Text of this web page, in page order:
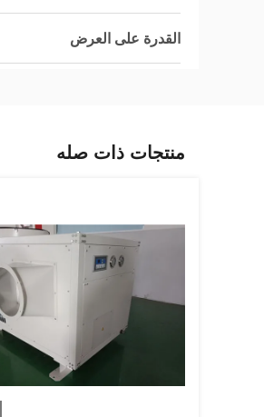
القدرة على العرض
منتجات ذات صله